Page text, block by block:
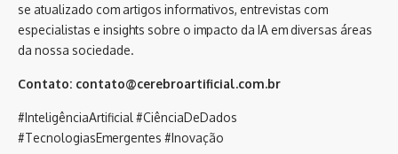
se atualizado com artigos informativos, entrevistas com
especialistas e insights sobre o impacto da IA em diversas áreas
da nossa sociedade.
Contato: contato@cerebroartificial.com.br
#InteligênciaArtificial #CiênciaDeDados
#TecnologiasEmergentes #Inovação